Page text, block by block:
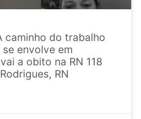
caminho do trabalho
envolve em
a obito na RN 118
RN